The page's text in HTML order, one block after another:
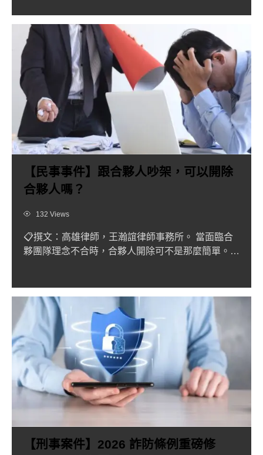
【民事事件】跟合夥人吵架，可以開除
合夥人嗎？
Views132 Views
📋撰文：高雄律師，王瀚誼律師事務所。 當面臨合
夥團隊理念不合時，合夥人開除可不是那麼簡單。很
【刑事案件】2026 詐防條例重磅修